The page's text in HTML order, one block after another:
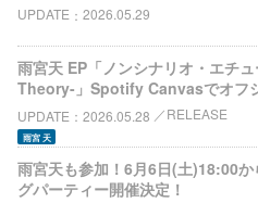
UPDATE 2026.05.29
雨宮天 EP「ノンシナリオ・エチ
Theory-」Spotify Canvasでオフ
UPDATE 2026.05.28 RELEASE
雨宮 天
雨宮天も参加！6月6日(土)18:00
グパーティー開催決定！